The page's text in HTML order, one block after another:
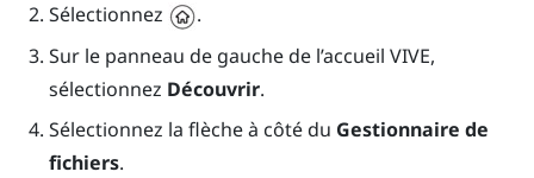
Sélectionnez
.
Sur le panneau de gauche de l’accueil VIVE,
sélectionnez Découvrir.
Sélectionnez la flèche à côté du Gestionnaire de
fichiers.